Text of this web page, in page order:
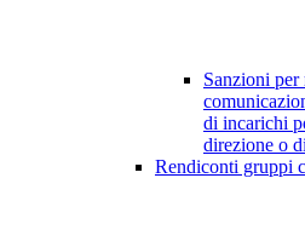
Sanzioni per
di incarichi
direzione o
Rendiconti gruppi